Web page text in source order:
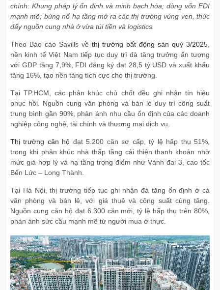
chính: Khung pháp lý ổn định và minh bạch hóa; dòng vốn FDI
mạnh mẽ; bùng nổ hạ tầng mở ra các thị trường vùng ven, thúc
đẩy nguồn cung nhà ở vừa túi tiền và logistics.
Theo Báo cáo Savills về thị trường bất động sản quý 3/2025
nền kinh tế Việt Nam tiếp tục duy trì đà tăng trưởng ấn tượng
với GDP tăng 7,9%, FDI đăng ký đạt 28,5 tỷ USD và xuất khẩu
tăng 16%, tạo nền tảng tích cực cho thị trường.
Tại TP.HCM, các phân khúc chủ chốt đều ghi nhận tín hiệu
phục hồi. Nguồn cung văn phòng và bán lẻ duy trì công suất
trung bình gần 90%, phản ánh nhu cầu ổn định của các doanh
nghiệp công nghệ, tài chính và thương mại dịch vụ.
Thị trường căn hộ đạt 5.200 căn sơ cấp, tỷ lệ hấp thụ 51%,
trong khi phân khúc nhà thấp tầng cải thiện thanh khoản nhờ
mức giá hợp lý và hạ tầng trọng điểm như Vành đai 3, cao tốc
Bến Lức – Long Thành.
Tại Hà Nội, thị trường tiếp tục ghi nhận đà tăng ổn định ở cả
văn phòng và bán lẻ, với giá thuê và công suất cùng tăng.
Nguồn cung căn hộ đạt 6.300 căn mới, tỷ lệ hấp thụ trên 80%,
phản ánh sức cầu mạnh mẽ từ người mua ở thực.